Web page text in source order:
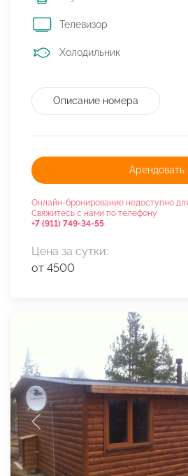
Телевизор
Холодильник
Описание номера
Арендовать
Онлайн-бронирование недоступно
Свяжитесь с нами по телефону
+7 (911) 749-34-55.
Цена за сутки:
от 4500